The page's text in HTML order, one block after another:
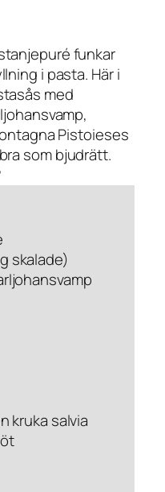
funkar
i pasta. Här i
med
Pistoieses
som bjudrätt.
skalade)
kruka salvia